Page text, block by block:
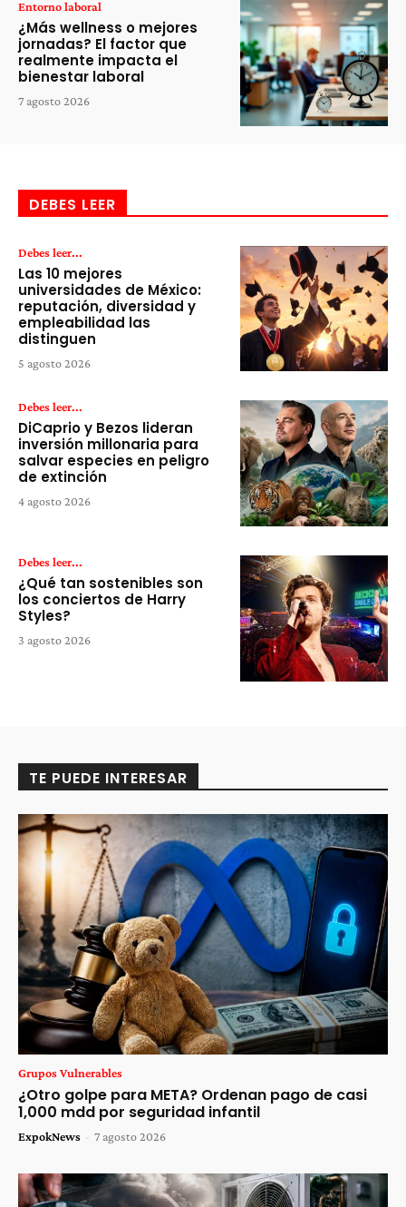
Entorno laboral
¿Más wellness o mejores
jornadas? El factor que
realmente impacta el
bienestar laboral
7 agosto 2026
DEBES LEER
Debes leer...
Las 10 mejores
universidades de México:
reputación, diversidad y
empleabilidad las
distinguen
5 agosto 2026
Debes leer...
DiCaprio y Bezos lideran
inversión millonaria para
salvar especies en peligro
de extinción
4 agosto 2026
Debes leer...
¿Qué tan sostenibles son
los conciertos de Harry
Styles?
3 agosto 2026
TE PUEDE INTERESAR
Grupos Vulnerables
¿Otro golpe para META? Ordenan pago de casi
1,000 mdd por seguridad infantil
ExpokNews - 7 agosto 2026